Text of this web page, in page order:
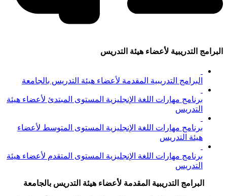
البرامج التدريبية لأعضاء هيئة التدريس
البرامج التدريبية المقدمة لأعضاء هيئة التدريس بالجامعة
برنامج مهارات اللغة الإنجليزية المستوى المبتدئ لأعضاء هيئة
التدريس
برنامج مهارات اللغة الإنجليزية المستوى المتوسط لأعضاء
هيئة التدريس
برنامج مهارات اللغة الإنجليزية المستوى المتقدم لأعضاء هيئة
التدريس
البرامج التدريبية المقدمة لأعضاء هيئة التدريس بالجامعة